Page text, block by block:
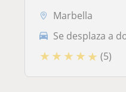
Marbella
Se desplaza a
★ ★ ★ ★ ★ (5)